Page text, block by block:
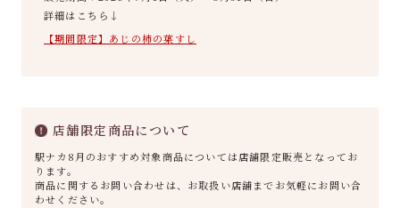
詳細はこちら↓
【期間限定】あじの柿の葉すし
店舗限定商品について
駅ナカ8月のおすすめ対象商品については店舗限定販売となってお
ります。
商品に関するお問い合わせは、お取扱い店舗までお気軽にお問い合
わせください。